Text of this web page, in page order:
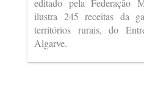
editado pela Federação
ilustra 245 receitas da
territórios rurais, do
Algarve.